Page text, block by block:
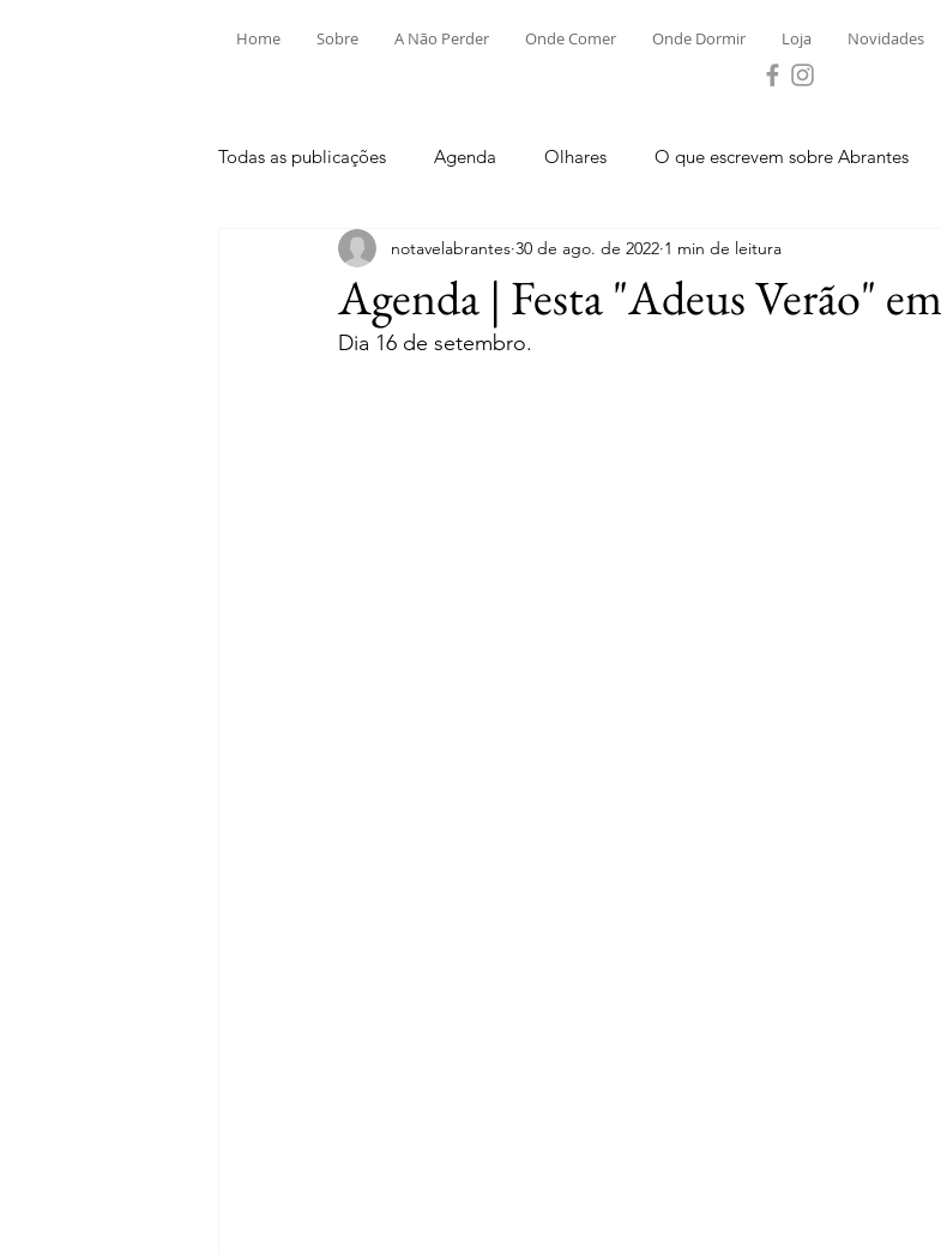
Home Sobre A Não Perder Onde Comer Onde Dormir Loja Novidades
Todas as publicações Agenda Olhares O que escrevem sobre Abrantes
Aldeia do Mato e Souto Alvega e Concavada Bemposta
Mouriscas Pego Rio de Moinhos
Agenda | Festa "Adeus Verão"
notavelabrantes 30 de ago. de 2022 1 min de leitura
Dia 16 de setembro.